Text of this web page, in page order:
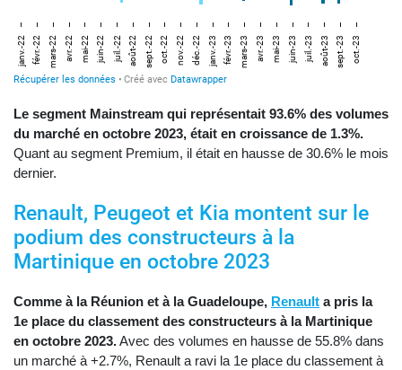
Le segment Mainstream qui représentait 93.6% des volumes
du marché en octobre 2023, était en croissance de 1.3%.
Quant au segment Premium, il était en hausse de 30.6% le mois
dernier.
Renault, Peugeot et Kia montent sur le
podium des constructeurs à la
Martinique en octobre 2023
Comme à la Réunion et à la Guadeloupe, Renault a pris la
1e place du classement des constructeurs à la Martinique
en octobre 2023.Avec des volumes en hausse de 55.8% dans
un marché à +2.7%, Renault a ravi la 1e place du classement à